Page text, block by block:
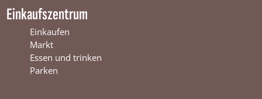
Einkaufszentrum
Einkaufen
Markt
Essen und trinken
Parken